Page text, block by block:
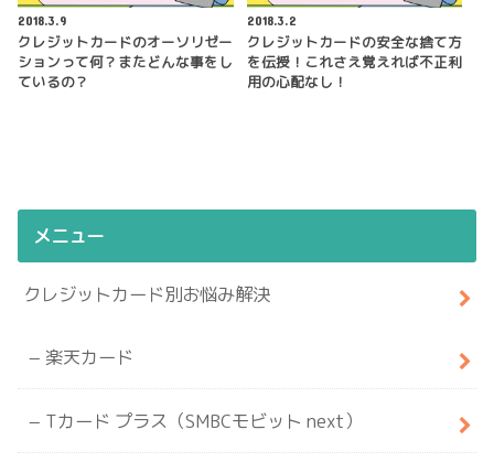
2018.3.9
クレジットカードのオーソリゼー
ションって何？またどんな事をし
ているの？
2018.3.2
クレジットカードの安全な捨て方
を伝授！これさえ覚えれば不正利
用の心配なし！
メニュー
クレジットカード別お悩み解決
楽天カード
Tカード プラス（SMBCモビット next）